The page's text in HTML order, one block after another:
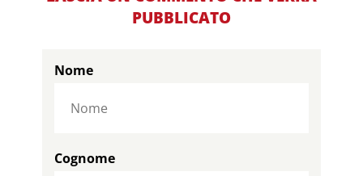
PUBBLICATO
Nome
Cognome